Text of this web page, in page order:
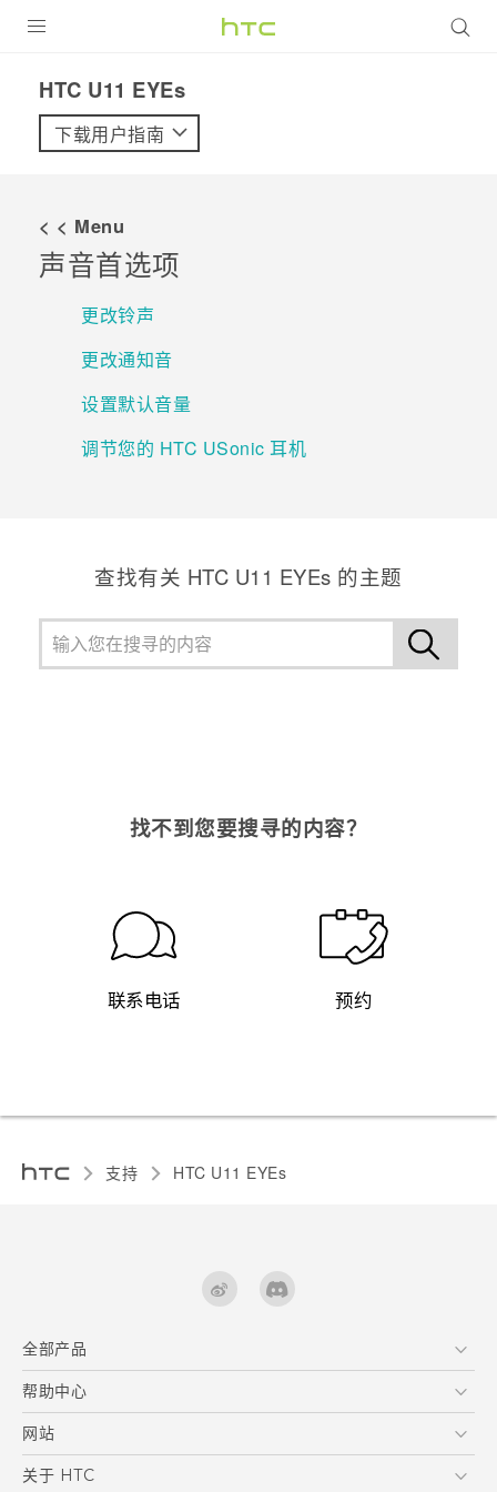
VIVE
支持帮助
在线客服
HTC U11 EYEs‎
下载用户指南
< < Menu
声音首选项
更改铃声
更改通知音
设置默认音量
调节您的 HTC USonic 耳机
查找有关 HTC U11 EYEs 的主题
找不到您要搜寻的内容？
联系电话 预约
支持 HTC U11 EYEs‎
全部产品
区块链智能手机
VIVE
帮助中心
在线客服
支援与服务
网站
HTC Dev
关于 HTC